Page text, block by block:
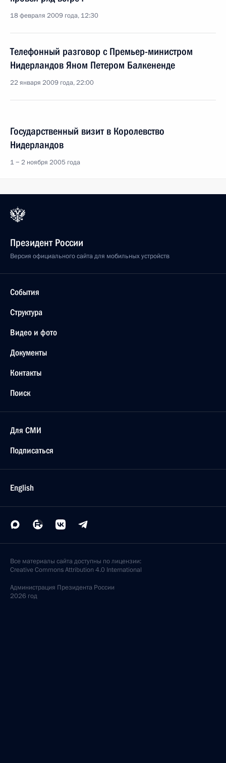
18 февраля 2009 года, 12:30
Телефонный разговор с Премьер-министром
Нидерландов Яном Петером Балкененде
22 января 2009 года, 22:00
Государственный визит в Королевство
Нидерландов
1 − 2 ноября 2005 года
Президент России
Версия официального сайта для мобильных устройств
События
Структура
Видео и фото
Документы
Контакты
Поиск
Для СМИ
Подписаться
English
Все материалы сайта доступны по лицензии:
Creative Commons Attribution 4.0 International
Администрация Президента России
2026 год